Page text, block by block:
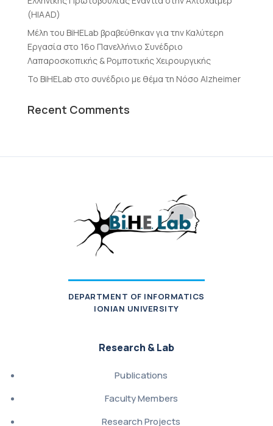
(HIAAD)
Μέλη του BiHELab βραβεύθηκαν για την Καλύτερη
Εργασία στο 16ο Πανελλήνιο Συνέδριο
Λαπαροσκοπικής & Ρομποτικής Χειρουργικής
Το BiHELab στο συνέδριο με θέμα τη Νόσο Alzheimer
Recent Comments
DEPARTMENT OF INFORMATICS
IONIAN UNIVERSITY
Research & Lab
Publications
Faculty Members
Research Projects